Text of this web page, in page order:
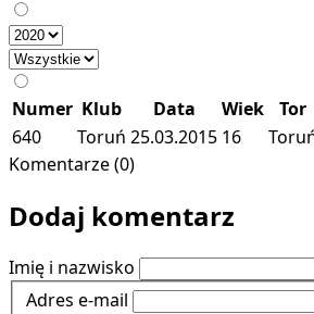
Numer Klub Data Wiek
Tor
640
Toruń 25.03.2015 16
Komentarze (0)
Dodaj komentarz
Imię i nazwisko
Adres e-mail